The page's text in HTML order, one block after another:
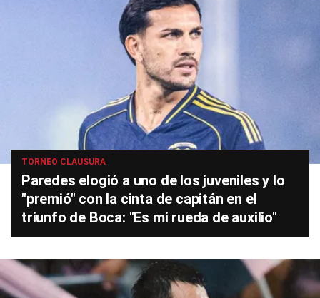
TORNEO CLAUSURA
Paredes elogió a uno de los juveniles y lo
"premió" con la cinta de capitán en el
triunfo de Boca: "Es mi rueda de auxilio"